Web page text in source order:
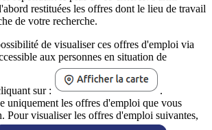
restituées les offres dont le lieu de travail
de votre recherche.
de visualiser ces offres d'emploi via
aux personnes en situation de
sur :
.
uniquement les offres d'emploi que vous
Pour visualiser les offres d'emploi suivantes,